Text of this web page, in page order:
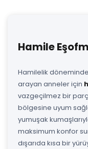
Hamile
Hamilelik döneminde
arayan anneler için
vazgeçilmez bir
bölgesine uyum
yumuşak
maksimum konfor
dışarıda kısa bir